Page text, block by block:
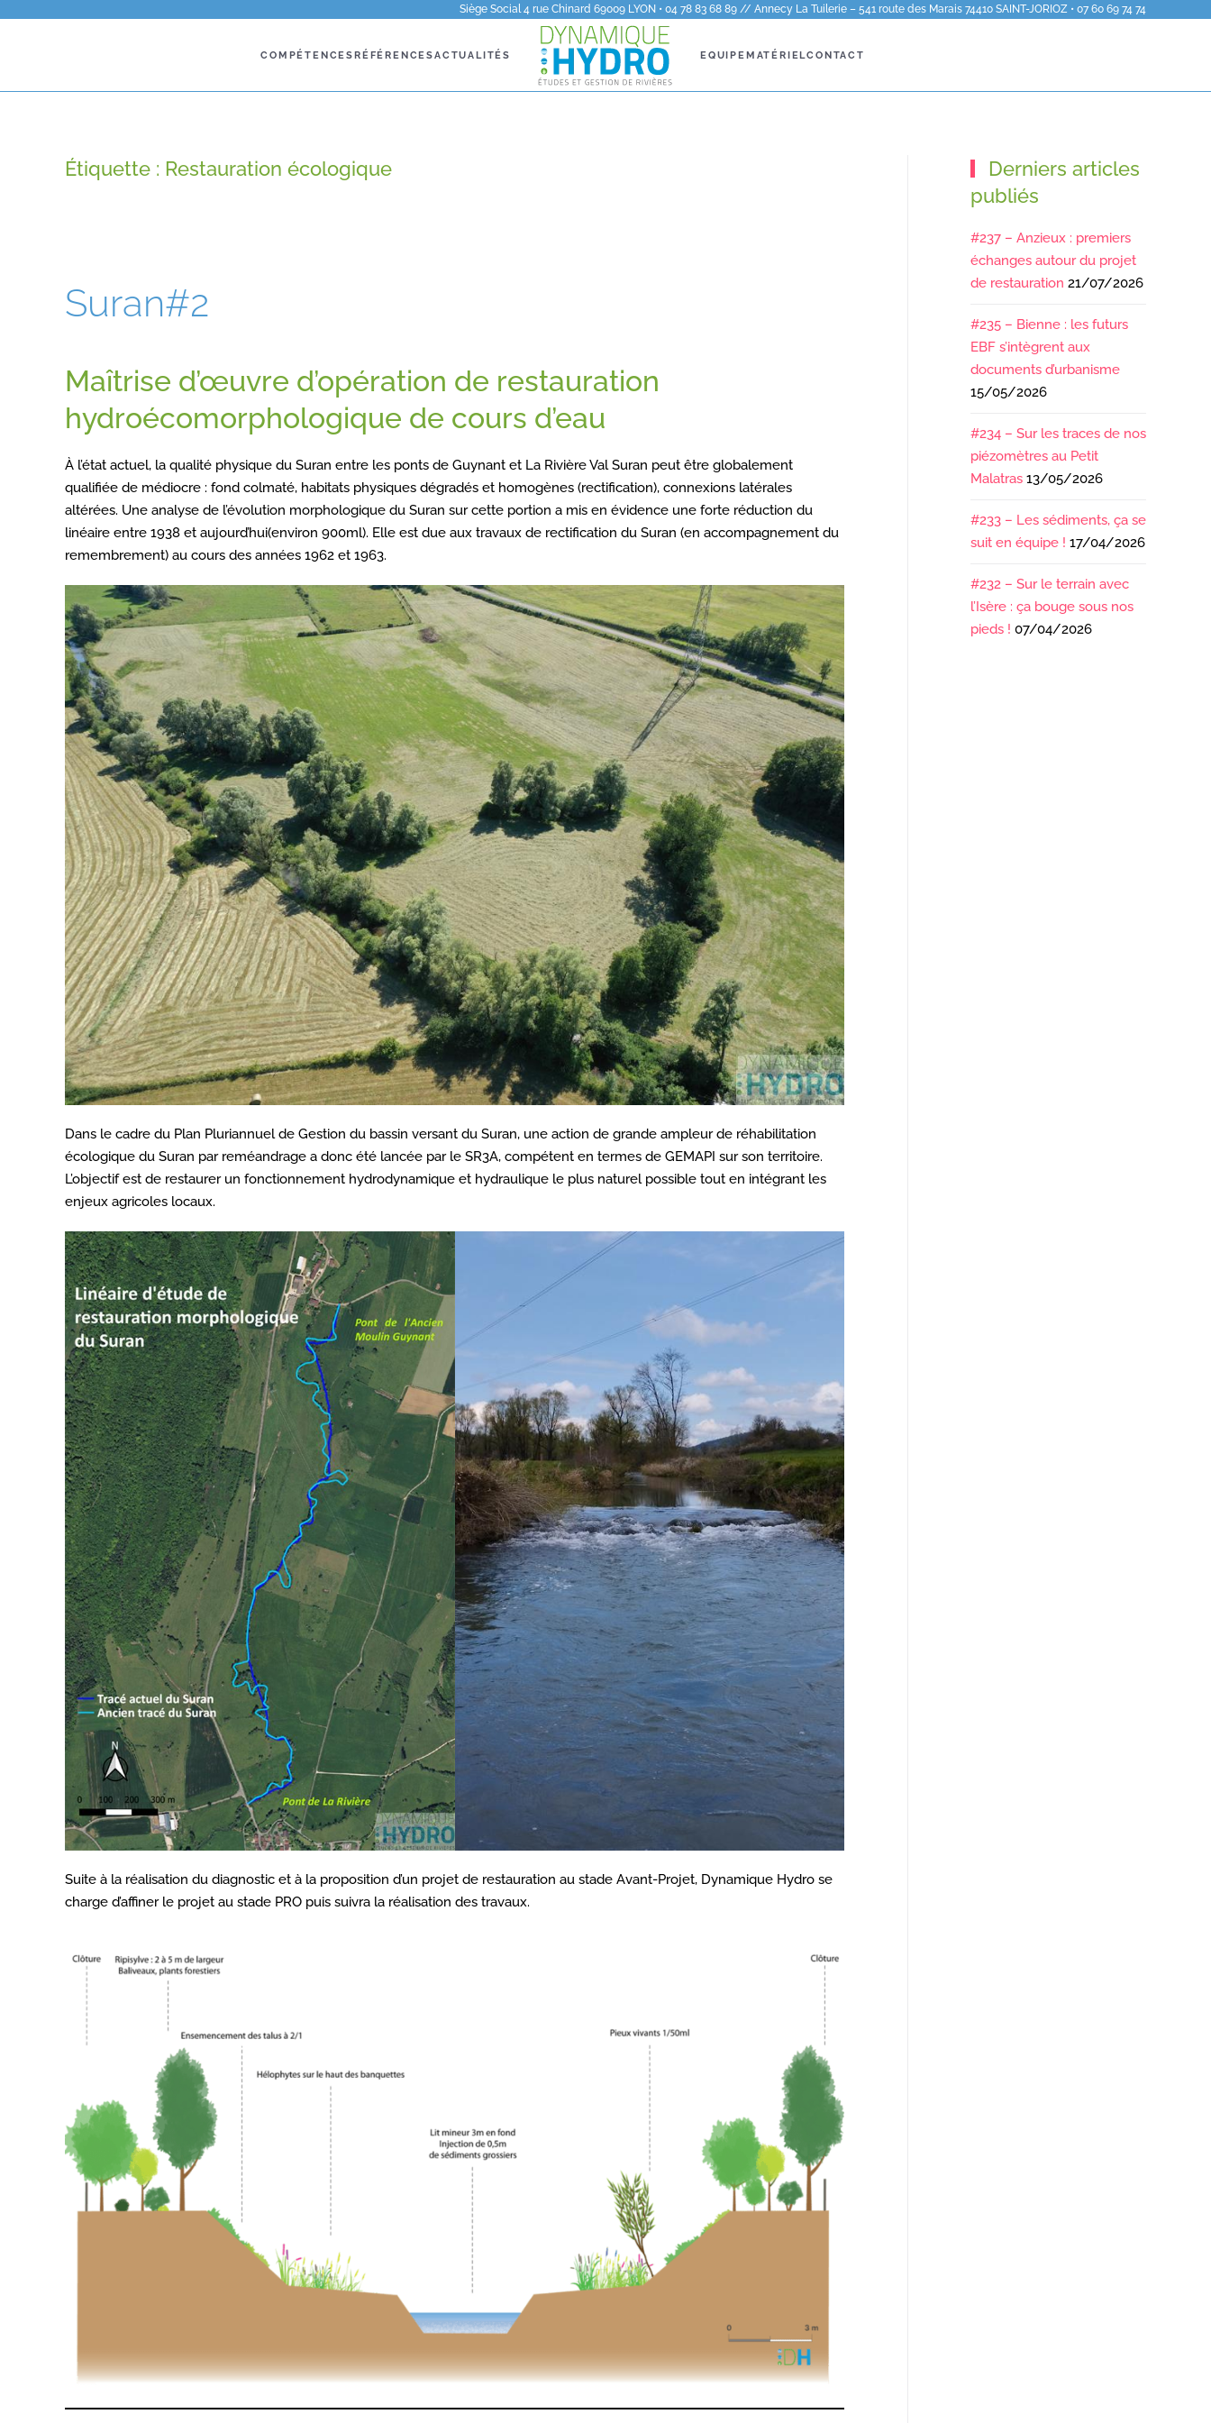
Siège Social 4 rue Chinard 69009 LYON • 04 78 83 68 89 // Annecy La Tuilerie – 541 route des Marais 74410 SAINT-JORIOZ • 07 60 69 74 74
COMPÉTENCESRÉFÉRENCESACTUALITÉS EQUIPEMATÉRIELCONTACT
Étiquette : Restauration écologique
Suran#2
Maîtrise d’œuvre d’opération de restauration
hydroécomorphologique de cours d’eau
À l’état actuel, la qualité physique du Suran entre les ponts de Guynant et La Rivière Val Suran peut être globalement
qualifiée de médiocre : fond colmaté, habitats physiques dégradés et homogènes (rectification), connexions latérales
altérées. Une analyse de l’évolution morphologique du Suran sur cette portion a mis en évidence une forte réduction du
linéaire entre 1938 et aujourd’hui(environ 900ml). Elle est due aux travaux de rectification du Suran (en accompagnement du
remembrement) au cours des années 1962 et 1963.
Dans le cadre du Plan Pluriannuel de Gestion du bassin versant du Suran, une action de grande ampleur de réhabilitation
écologique du Suran par reméandrage a donc été lancée par le SR3A, compétent en termes de GEMAPI sur son territoire.
L’objectif est de restaurer un fonctionnement hydrodynamique et hydraulique le plus naturel possible tout en intégrant les
enjeux agricoles locaux.
Suite à la réalisation du diagnostic et à la proposition d’un projet de restauration au stade Avant-Projet, Dynamique Hydro se
charge d’affiner le projet au stade PRO puis suivra la réalisation des travaux.
Derniers articles
publiés
#237 – Anzieux : premiers
échanges autour du projet
de restauration 21/07/2026
#235 – Bienne : les futurs
EBF s’intègrent aux
documents d’urbanisme
15/05/2026
#234 – Sur les traces de nos
piézomètres au Petit
Malatras 13/05/2026
#233 – Les sédiments, ça se
suit en équipe ! 17/04/2026
#232 – Sur le terrain avec
l’Isère : ça bouge sous nos
pieds ! 07/04/2026